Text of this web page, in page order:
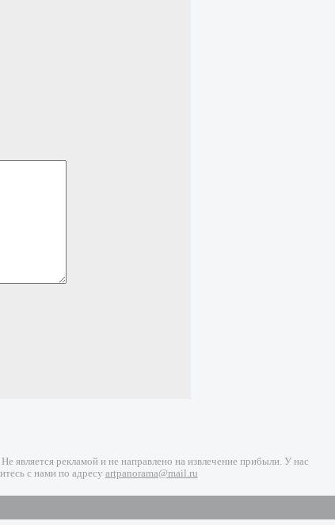
является рекламой и не направлено на извлечение прибыли. У нас
с нами по адресу artpanorama@mail.ru